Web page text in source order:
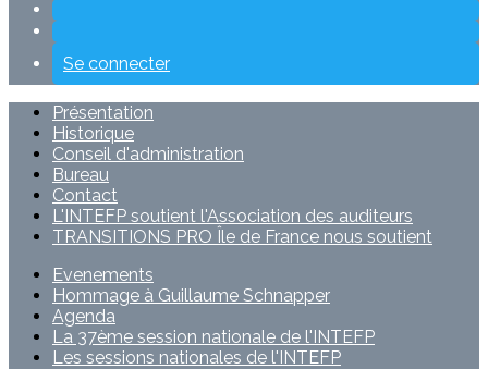
Se connecter
Présentation
Historique
Conseil d'administration
Bureau
Contact
L'INTEFP soutient l'Association des auditeurs
TRANSITIONS PRO Île de France nous soutient
Evenements
Hommage à Guillaume Schnapper
Agenda
La 37ème session nationale de l'INTEFP
Les sessions nationales de l'INTEFP